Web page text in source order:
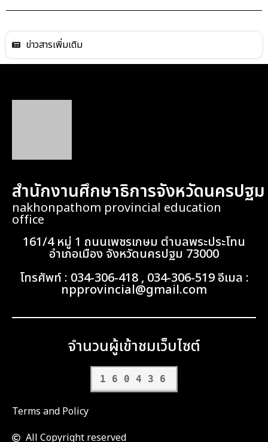
ข่าวสารเพิ่มเติม
สำนักงานศึกษาธิการจังหวัดนครปฐม
nakhonpathom provincial education
office
161/4 หมู่ 1 ถนนเพชรเกษม ตำบลพระประโทน
อำเภอเมือง จังหวัดนครปฐม 73000
โทรศัพท์ : 034-306-418 , 034-306-519 อีเมล :
npprovincial@gmail.com
จำนวนผู้เข้าชมเว็บไซต์
160436
Terms and Policy
All Copyright reserved